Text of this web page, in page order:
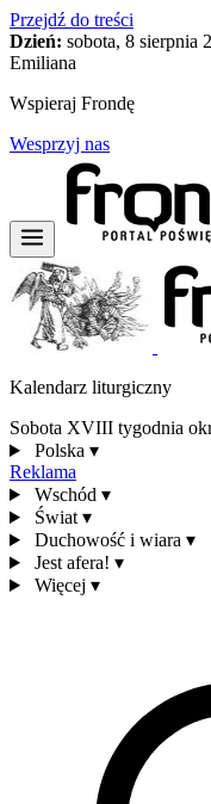
Przejdź do treści
Dzień: sobota, 8 sierpnia
Emiliana
Wspieraj Frondę
Wesprzyj nas
Kalendarz liturgiczny
Sobota XVIII tygodnia
Polska ▾
Reklama
Wschód ▾
Świat ▾
Duchowość i wiara ▾
Jest afera! ▾
Więcej ▾